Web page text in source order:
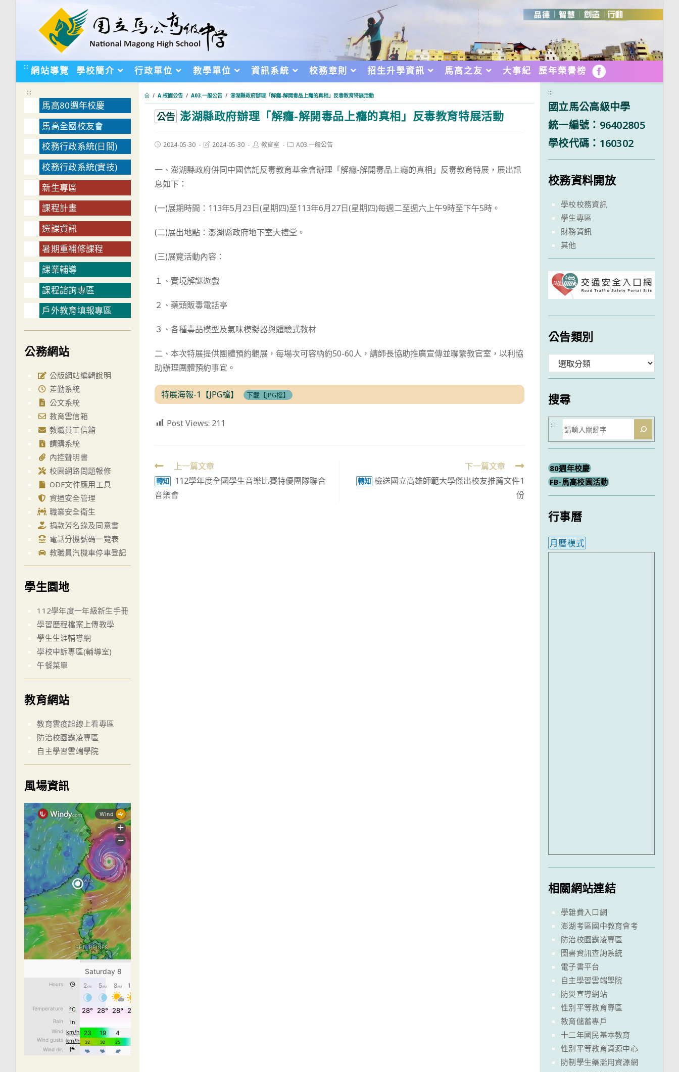
::: 網站導覽 學校簡介 行政單位 教學單位 資訊系統 校務章則 招生升學資訊 馬高之友 大事紀 歷年榮譽榜 FB
/ A.校園公告 / A03.一般公告 / 澎湖縣政府辦理「解癮-解開毒品上癮的真相」反毒教育特展活動
公告 澎湖縣政府辦理「解癮-解開毒品上癮的真相」反毒教育特展活動
Post2024-05-30
Post2024-05-30
Post教官室
PostA03.一般公告
一、澎湖縣政府併同中國信託反毒教育基金會辦理「解癮-解開毒品上癮的真相」反毒教育特展，展出訊
息如下：
(一)展期時間：113年5月23日(星期四)至113年6月27日(星期四)每週二至週六上午9時至下午5時。
(二)展出地點：澎湖縣政府地下室大禮堂。
(三)展覽活動內容：
１、實境解謎遊戲
２、藥頭販毒電話亭
３、各種毒品模型及氣味模擬器與體驗式教材
二、本次特展提供團體預約觀展，每場次可容納約50-60人，請師長協助推廣宣傳並聯繫教官室，以利協
助辦理團體預約事宜。
特展海報-1【JPG檔】 下載【JPG檔】
Post Views: 211
Read
more
articles
上一篇文章
轉知
112學年度全國學生音樂比賽特優團隊聯合
音樂會
下一篇文章
轉知 檢送國立高雄師範大學傑出校友推薦文件1
份
:::
馬高80週年校慶
馬高全國校友會
校務行政系統(日間)
校務行政系統(實技)
新生專區
課程計畫
選課資訊
暑期重補修課程
課業輔導
課程諮詢專區
戶外教育填報專區
公務網站
公版網站編輯說明
差勤系統
公文系統
教育雲信箱
教職員工信箱
請購系統
內控聲明書
校園網路問題報修
ODF文件應用工具
資通安全管理
職業安全衛生
捐款芳名錄及同意書
電話分機號碼一覽表
教職員汽機車停車登記
學生園地
112學年度一年級新生手冊
學習歷程檔案上傳教學
學生生涯輔導網
學校申訴專區(輔導室)
午餐菜單
教育網站
教育雲疫起線上看專區
防治校園霸凌專區
自主學習雲端學院
風場資訊
:::
國立馬公高級中學
統一編號：96402805
學校代碼：160302
校務資料開放
學校校務資訊
學生專區
財務資訊
其他
公告類別
類
搜尋
搜
尋
:::
80週年校慶
FB-馬高校園活動
行事曆
月曆模式
相關網站連結
學雜費入口網
澎湖考區國中教育會考
防治校園霸凌專區
圖書資訊查詢系統
電子書平台
自主學習雲端學院
防災宣導網站
性別平等教育專區
教育儲蓄專戶
十二年國民基本教育
性別平等教育資源中心
防制學生藥濫用資源網